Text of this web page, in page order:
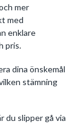
mer
med
enklare
pris.
dina önskemål
stämning
du slipper gå via